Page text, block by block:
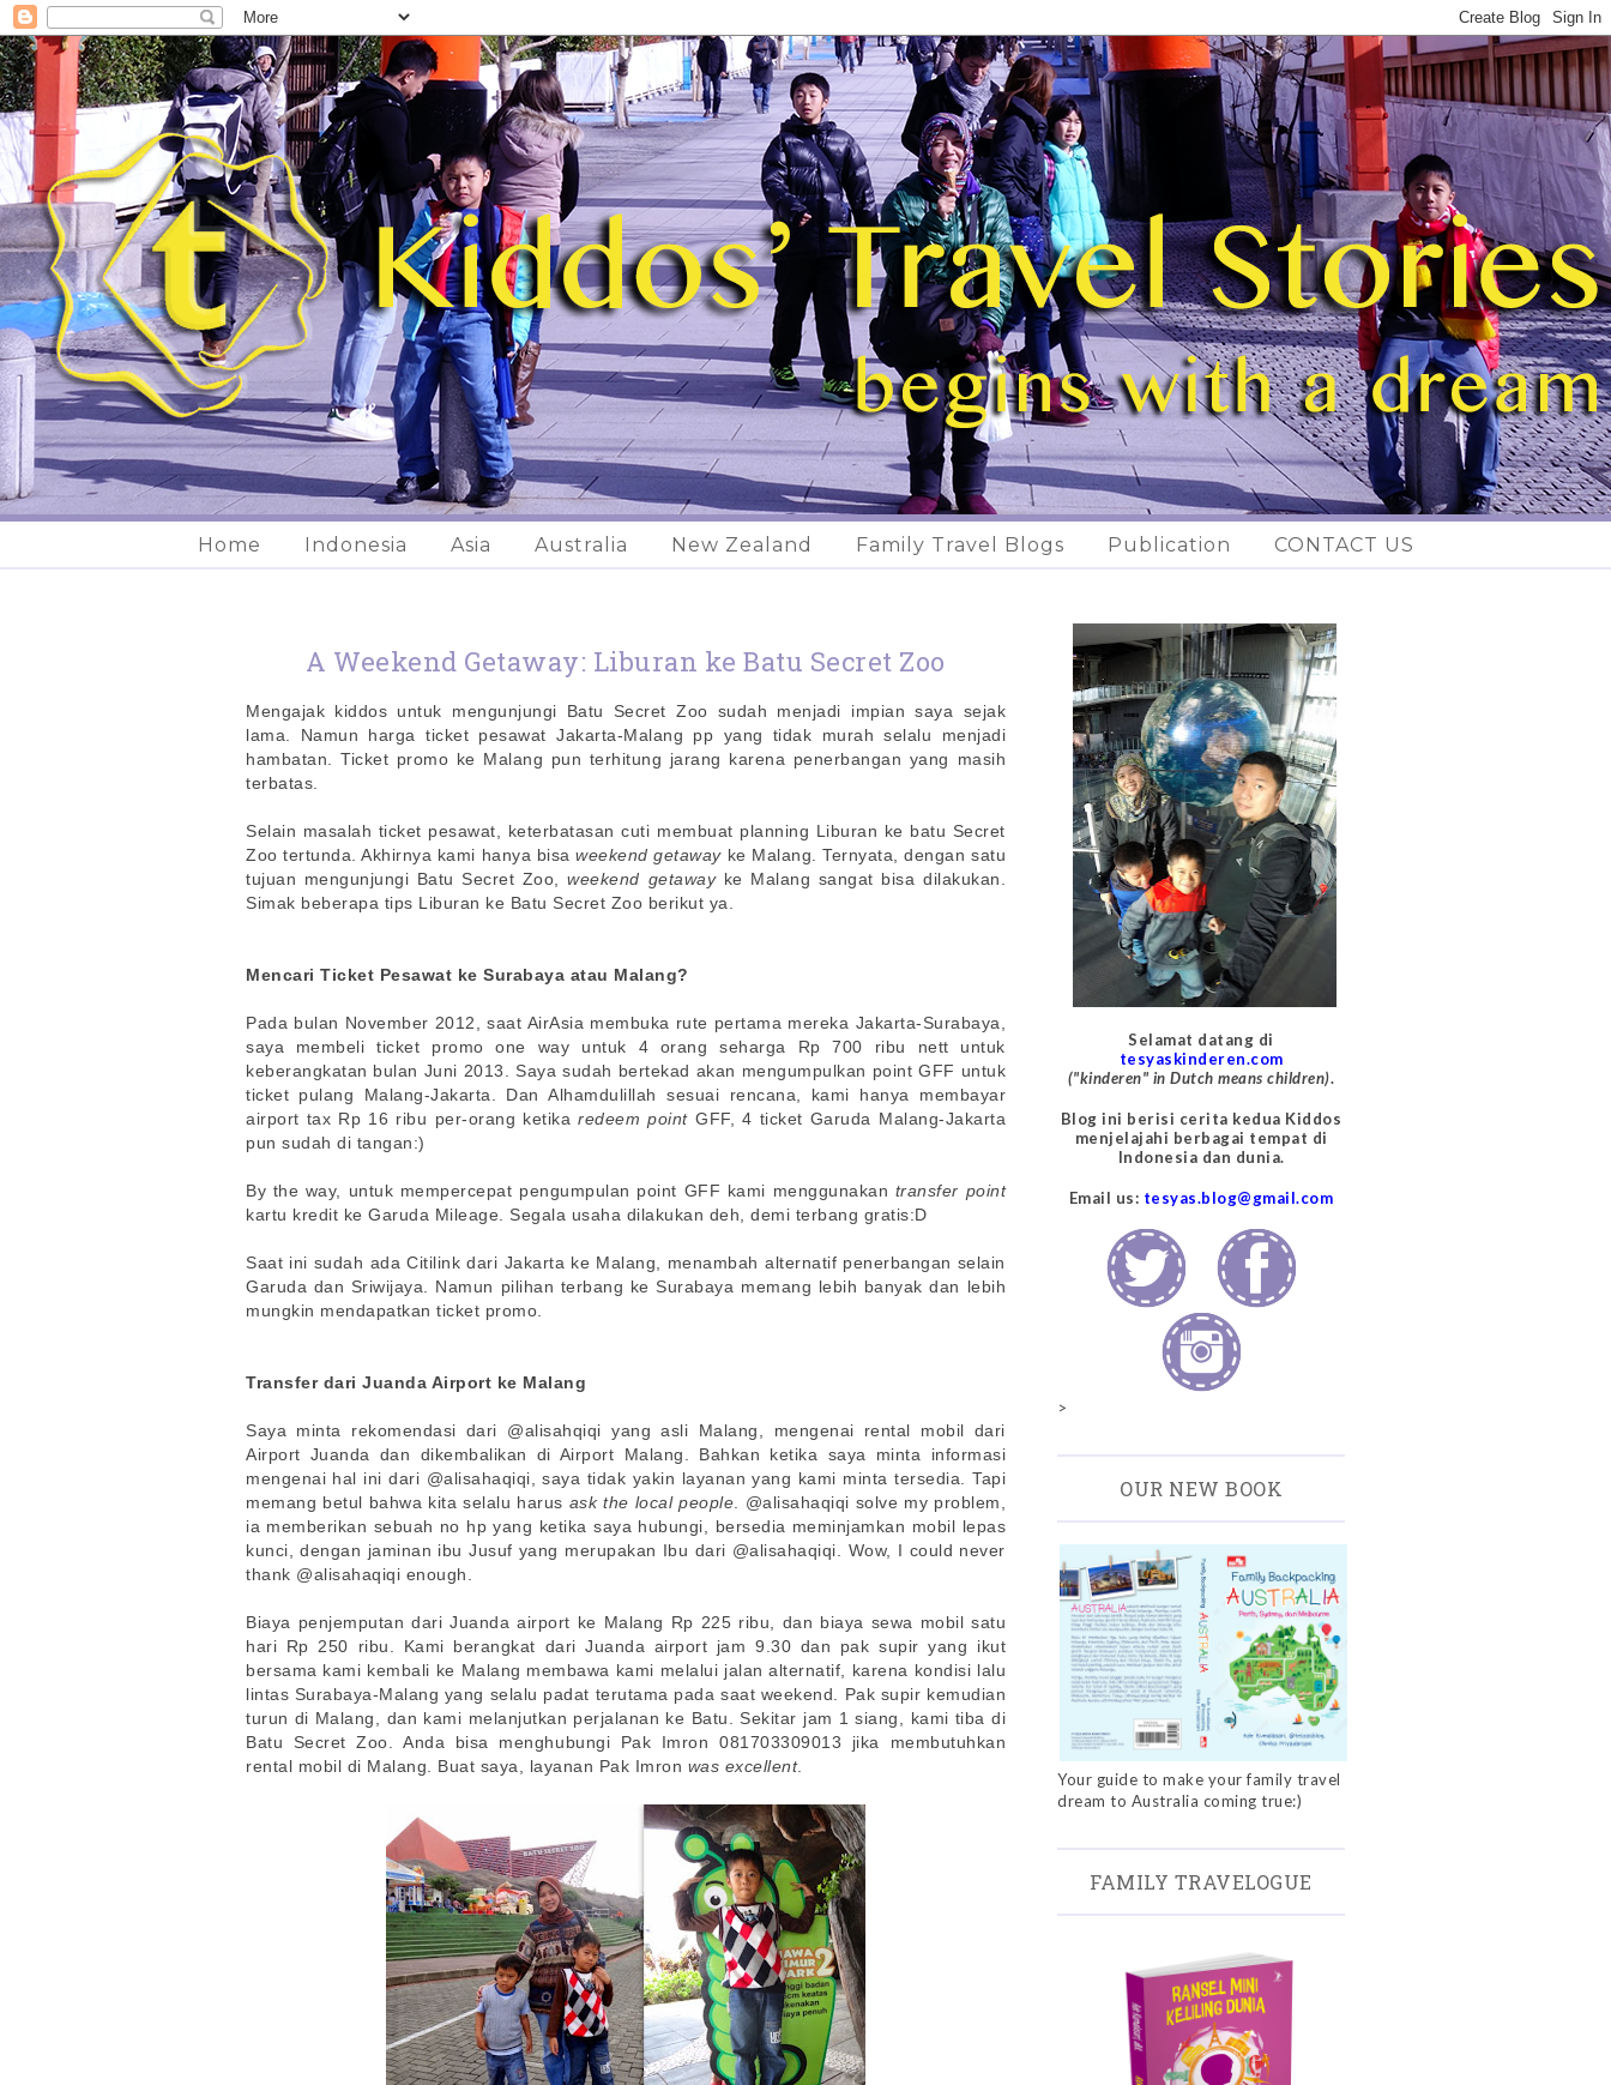
Home Indonesia Asia Australia New Zealand Family Travel Blogs Publication CONTACT US
A Weekend Getaway: Liburan ke Batu Secret Zoo
Mengajak kiddos untuk mengunjungi Batu Secret Zoo sudah menjadi impian saya sejak
lama. Namun harga ticket pesawat Jakarta-Malang pp yang tidak murah selalu menjadi
hambatan. Ticket promo ke Malang pun terhitung jarang karena penerbangan yang masih
terbatas.
Selain masalah ticket pesawat, keterbatasan cuti membuat planning Liburan ke batu Secret
Zoo tertunda. Akhirnya kami hanya bisaweekend getawayke Malang. Ternyata, dengan satu
tujuan mengunjungi Batu Secret Zoo,weekend getawayke Malang sangat bisa dilakukan.
Simak beberapa tips Liburan ke Batu Secret Zoo berikut ya.
Mencari Ticket Pesawat ke Surabaya atau Malang?
Pada bulan November 2012, saat AirAsia membuka rute pertama mereka Jakarta-Surabaya,
saya membeli ticket promo one way untuk 4 orang seharga Rp 700 ribu nett untuk
keberangkatan bulan Juni 2013. Saya sudah bertekad akan mengumpulkan point GFF untuk
ticket pulang Malang-Jakarta. Dan Alhamdulillah sesuai rencana, kami hanya membayar
airport tax Rp 16 ribu per-orang ketikaredeem pointGFF, 4 ticket Garuda Malang-Jakarta
pun sudah di tangan:)
By the way, untuk mempercepat pengumpulan point GFF kami menggunakan transfer point
kartu kredit ke Garuda Mileage. Segala usaha dilakukan deh, demi terbang gratis:D
Saat ini sudah ada Citilink dari Jakarta ke Malang, menambah alternatif penerbangan selain
Garuda dan Sriwijaya. Namun pilihan terbang ke Surabaya memang lebih banyak dan lebih
mungkin mendapatkan ticket promo.
Transfer dari Juanda Airport ke Malang
Saya minta rekomendasi dari @alisahqiqi yang asli Malang, mengenai rental mobil dari
Airport Juanda dan dikembalikan di Airport Malang. Bahkan ketika saya minta informasi
mengenai hal ini dari @alisahaqiqi, saya tidak yakin layanan yang kami minta tersedia. Tapi
memang betul bahwa kita selalu harus ask the local people. @alisahaqiqi solve my problem,
ia memberikan sebuah no hp yang ketika saya hubungi, bersedia meminjamkan mobil lepas
kunci, dengan jaminan ibu Jusuf yang merupakan Ibu dari @alisahaqiqi. Wow, I could never
thank @alisahaqiqi enough.
Biaya penjemputan dari Juanda airport ke Malang Rp 225 ribu, dan biaya sewa mobil satu
hari Rp 250 ribu. Kami berangkat dari Juanda airport jam 9.30 dan pak supir yang ikut
bersama kami kembali ke Malang membawa kami melalui jalan alternatif, karena kondisi lalu
lintas Surabaya-Malang yang selalu padat terutama pada saat weekend. Pak supir kemudian
turun di Malang, dan kami melanjutkan perjalanan ke Batu. Sekitar jam 1 siang, kami tiba di
Batu Secret Zoo. Anda bisa menghubungi Pak Imron 081703309013 jika membutuhkan
rental mobil di Malang. Buat saya, layanan Pak Imron was excellent.
Selamat datang di
tesyaskinderen.com
("kinderen" in Dutch means children).
Blog ini berisi cerita kedua Kiddos
menjelajahi berbagai tempat di
Indonesia dan dunia.
Email us: tesyas.blog@gmail.com
>
OUR NEW BOOK
Your guide to make your family travel
dream to Australia coming true:)
FAMILY TRAVELOGUE